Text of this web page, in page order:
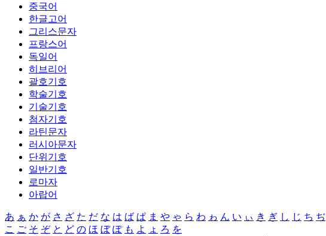
중국어
한글고어
그리스문자
프랑스어
독일어
히브리어
괄호기호
학술기호
기술기호
첨자기호
라틴문자
러시아문자
단위기호
일반기호
로마자
아랍어
あ ぁ か が さ ざ た だ な は ば ぱ ま や ゃ ら わ ゎ ん い ぃ き ぎ し じ ち ぢ
こ ご そ ぞ と ど の ほ ぼ ぽ も よ ょ ろ を